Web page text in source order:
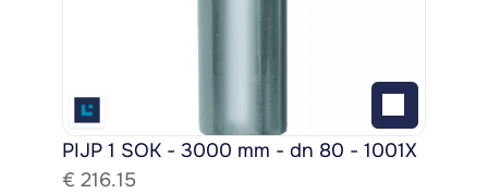
PIJP 1 SOK - 3000 mm - dn 80 - 1001X
€ 216.15